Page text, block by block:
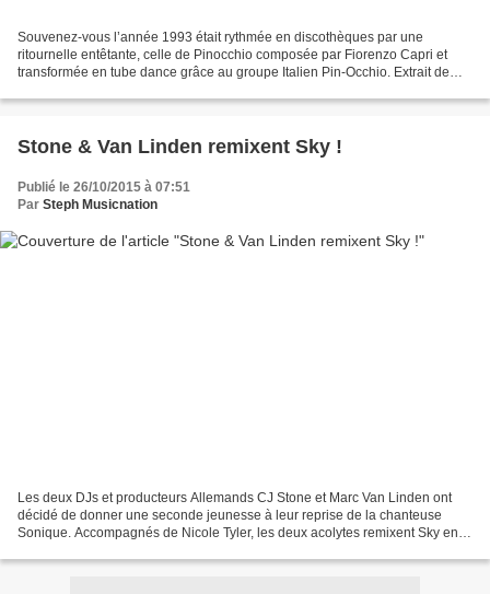
Souvenez-vous l’année 1993 était rythmée en discothèques par une
ritournelle entêtante, celle de Pinocchio composée par Fiorenzo Capri et
transformée en tube dance grâce au groupe Italien Pin-Occhio. Extrait de
Stone & Van Linden remixent Sky !
Publié le 26/10/2015 à 07:51
Par Steph Musicnation
Les deux DJs et producteurs Allemands CJ Stone et Marc Van Linden ont
décidé de donner une seconde jeunesse à leur reprise de la chanteuse
Sonique. Accompagnés de Nicole Tyler, les deux acolytes remixent Sky en